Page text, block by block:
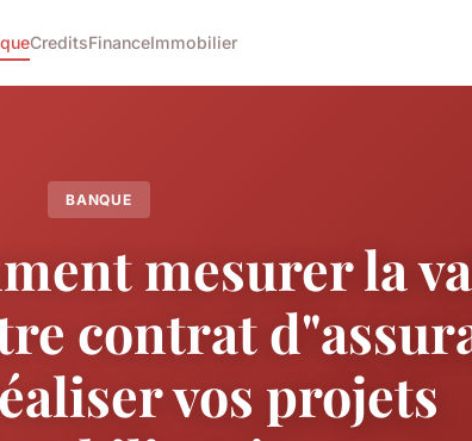
CreditsFinanceImmobilier
BANQUE
mesurer la
contrat
vos projets